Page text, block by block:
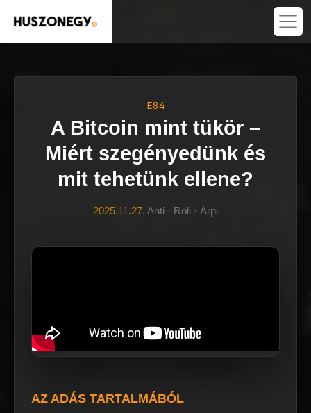
E84
A Bitcoin mint tükör –
Miért szegényedünk és
mit tehetünk ellene?
2025.11.27. Anti · Roli · Árpi
AZ ADÁS TARTALMÁBÓL